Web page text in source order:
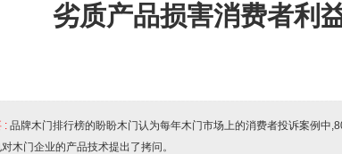
劣质产品损害消费者利
: 品牌木门排行榜的盼盼木门认为每年木门市场上的消费者投诉案例中
木门企业的产品技术提出了拷问。